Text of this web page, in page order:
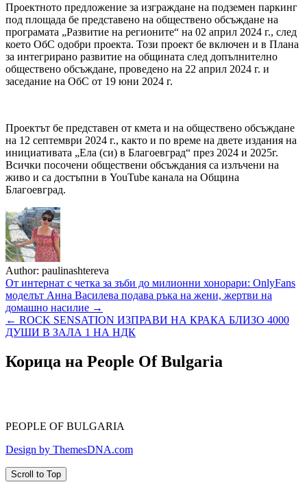
Проектното предложение за изграждане на подземен паркинг
под площада бе представено на обществено обсъждане на
програмата „Развитие на регионите“ на 02 април 2024 г., след
което ОбС одобри проекта. Този проект бе включен и в Плана
за интегрирано развитие на общината след допълнително
обществено обсъждане, проведено на 22 април 2024 г. и
заседание на ОбС от 19 юни 2024 г.
Проектът бе представен от кмета и на обществено обсъждане
на 12 септември 2024 г., както и по време на двете издания на
инициативата „Ела (си) в Благоевград“ през 2024 и 2025г.
Всички посочени обществени обсъждания са излъчени на
живо и са достъпни в YouTube канала на Община
Благоевград.
Author: paulinashtereva
Навигация
От интернат с четка за зъби до милионни хонорари: OnlyFans
моделът Анна Василева подава ръка на жени, жертви на
домашно насилие →
← ROCK SENSATION ИЗПРАВИ НА КРАКА БЛИЗО 4000
ДУШИ В ЗАЛА 1 НА НДК
Корица на People Of Bulgaria
PEOPLE OF BULGARIA
Design by ThemesDNA.com
Scroll to Top